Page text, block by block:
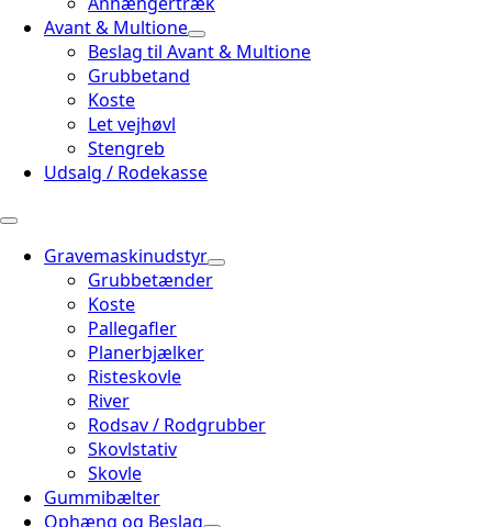
Avant & Multione
Beslag til Avant & Multione
Grubbetand
Koste
Let vejhøvl
Stengreb
Udsalg / Rodekasse
Gravemaskinudstyr
Grubbetænder
Koste
Pallegafler
Planerbjælker
Risteskovle
River
Rodsav / Rodgrubber
Skovlstativ
Skovle
Gummibælter
Ophæng og Beslag